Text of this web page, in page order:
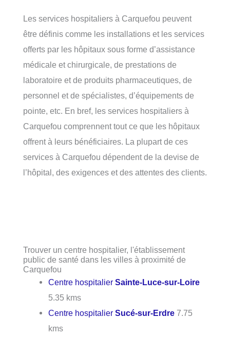
Les services hospitaliers à Carquefou peuvent
être définis comme les installations et les services
offerts par les hôpitaux sous forme d’assistance
médicale et chirurgicale, de prestations de
laboratoire et de produits pharmaceutiques, de
personnel et de spécialistes, d’équipements de
pointe, etc. En bref, les services hospitaliers à
Carquefou comprennent tout ce que les hôpitaux
offrent à leurs bénéficiaires. La plupart de ces
services à Carquefou dépendent de la devise de
l’hôpital, des exigences et des attentes des clients.
Trouver un centre hospitalier, l'établissement
public de santé dans les villes à proximité de
Carquefou
Centre hospitalierSainte-Luce-sur-Loire
5.35 kms
Centre hospitalierSucé-sur-Erdre 7.75
kms